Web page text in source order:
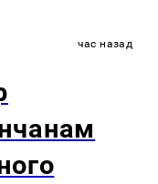
час назад